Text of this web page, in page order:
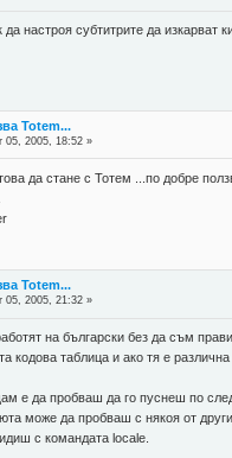
настроя субтитрите да изкарват
Totem...
05, 2005, 18:52 »
да стане с Тотем ...по добре
Totem...
05, 2005, 21:32 »
на български без да съм
кодова таблица и ако тя е
е да пробваш да го пуснеш по
може да пробваш с някоя от
с командата locale.